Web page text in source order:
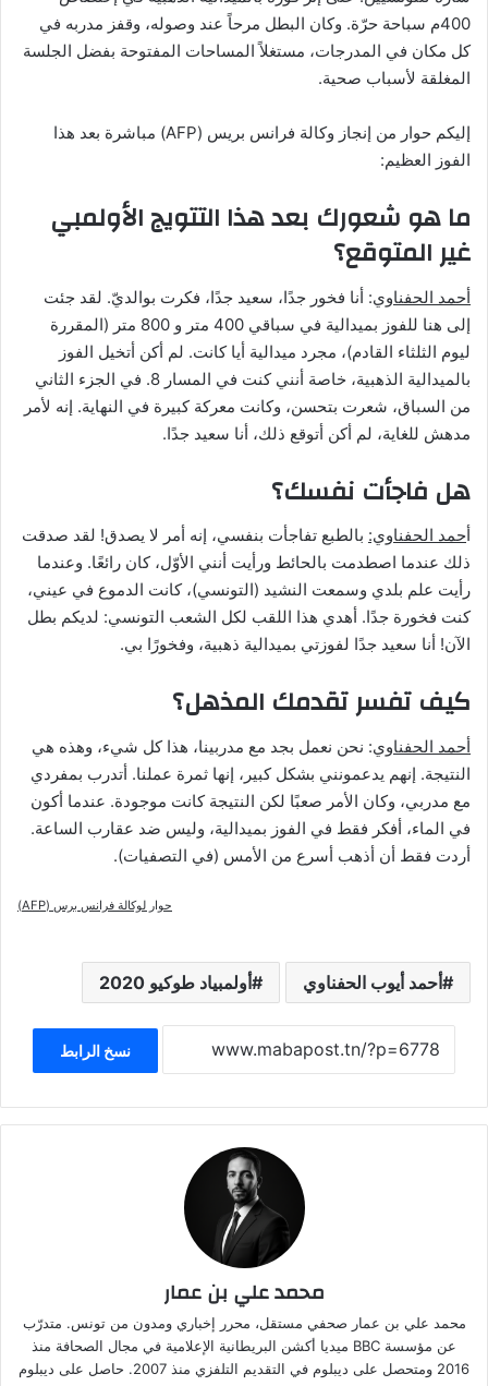
400م سباحة حرّة. وكان البطل مرحاً عند وصوله، وقفز مدربه في
كل مكان في المدرجات، مستغلاً المساحات المفتوحة بفضل الجلسة
المغلقة لأسباب صحية.
إليكم حوار من إنجاز وكالة فرانس بريس (AFP) مباشرة بعد هذا
الفوز العظيم:
ما هو شعورك بعد هذا التتويج الأولمبي
غير المتوقع؟
أحمد الحفناوي: أنا فخور جدًا، سعيد جدًا، فكرت بوالديّ. لقد جئت
إلى هنا للفوز بميدالية في سباقي 400 متر و 800 متر (المقررة
ليوم الثلثاء القادم)، مجرد ميدالية أيا كانت. لم أكن أتخيل الفوز
بالميدالية الذهبية، خاصة أنني كنت في المسار 8. في الجزء الثاني
من السباق، شعرت بتحسن، وكانت معركة كبيرة في النهاية. إنه لأمر
مدهش للغاية، لم أكن أتوقع ذلك، أنا سعيد جدًا.
هل فاجأت نفسك؟
أحمد الحفناوي: بالطبع تفاجأت بنفسي، إنه أمر لا يصدق! لقد صدقت
ذلك عندما اصطدمت بالحائط ورأيت أنني الأوّل، كان رائعًا. وعندما
رأيت علم بلدي وسمعت النشيد (التونسي)، كانت الدموع في عيني،
كنت فخورة جدًا. أهدي هذا اللقب لكل الشعب التونسي: لديكم بطل
الآن! أنا سعيد جدًا لفوزتي بميدالية ذهبية، وفخورًا بي.
كيف تفسر تقدمك المذهل؟
أحمد الحفناوي: نحن نعمل بجد مع مدربينا، هذا كل شيء، وهذه هي
النتيجة. إنهم يدعمونني بشكل كبير، إنها ثمرة عملنا. أتدرب بمفردي
مع مدربي، وكان الأمر صعبًا لكن النتيجة كانت موجودة. عندما أكون
في الماء، أفكر فقط في الفوز بميدالية، وليس ضد عقارب الساعة.
أردت فقط أن أذهب أسرع من الأمس (في التصفيات).
حوار لوكالة فرانس برس (AFP)
أحمد أيوب الحفناوي أولمبياد طوكيو 2020
نسخ الرابط
محمد علي بن عمار
محمد علي بن عمار صحفي مستقل، محرر إخباري ومدون من تونس. متدرّب
عن مؤسسة BBC ميديا أكشن البريطانية الإعلامية في مجال الصحافة منذ
2016 ومتحصل على ديبلوم في التقديم التلفزي منذ 2007. حاصل على ديبلوم